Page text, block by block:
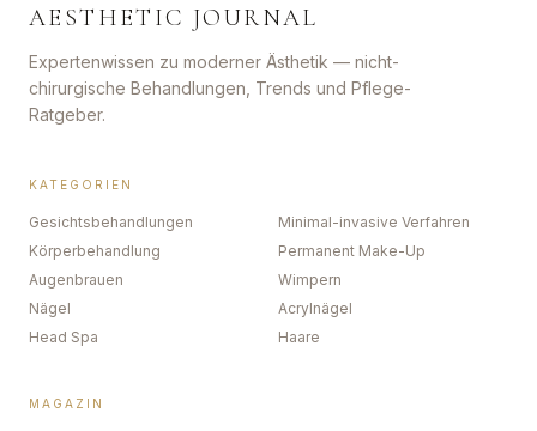
AESTHETIC JOURNAL
Expertenwissen zu moderner Ästhetik — nicht-
chirurgische Behandlungen, Trends und Pflege-
Ratgeber.
KATEGORIEN
Gesichtsbehandlungen
Minimal-invasive Verfahren
Körperbehandlung
Permanent Make-Up
Augenbrauen
Wimpern
Nägel
Acrylnägel
Head Spa
Haare
MAGAZIN